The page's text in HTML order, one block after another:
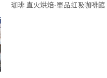
珈琲 直火烘焙-單品虹吸咖啡館